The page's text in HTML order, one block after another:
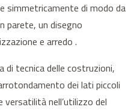
simmetricamente di modo da
parete, un disegno
e arredo .
di tecnica delle costruzioni,
dei lati piccoli
nell’utilizzo del